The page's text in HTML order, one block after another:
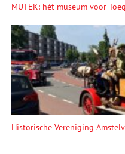
MUTEK: hét museum voor
Historische Vereniging